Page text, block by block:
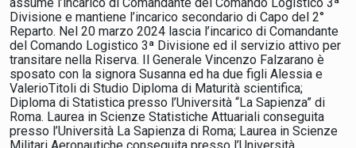
Divisione e mantiene l’incarico secondario di Capo del 2°
Reparto. Nel 20 marzo 2024 lascia l’incarico di Comandante
del Comando Logistico 3ª Divisione ed il servizio attivo per
transitare nella Riserva. Il Generale Vincenzo Falzarano è
sposato con la signora Susanna ed ha due figli Alessia e
ValerioTitoli di Studio Diploma di Maturità scientifica;
Diploma di Statistica presso l’Università “La Sapienza” di
Roma. Laurea in Scienze Statistiche Attuariali conseguita
presso l’Università La Sapienza di Roma; Laurea in Scienze